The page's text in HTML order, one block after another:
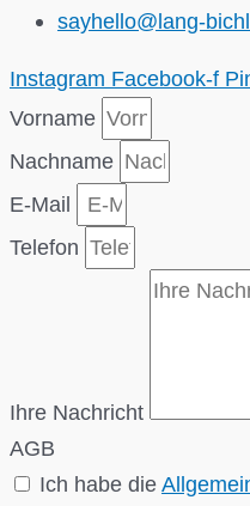
sayhello@lang-
Instagram Facebook-f
Vorname
Nachname
E-Mail
Telefon
Ihre Nachricht
AGB
Ich habe die